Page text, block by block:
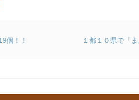
１都１０県で「
個！！